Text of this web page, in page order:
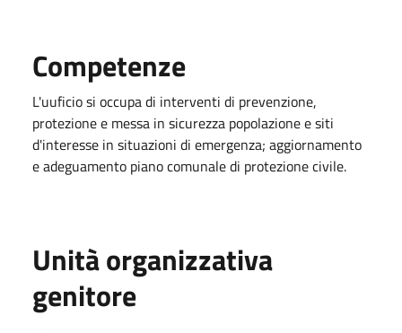
Competenze
L'uuficio si occupa di interventi di prevenzione,
protezione e messa in sicurezza popolazione e siti
d'interesse in situazioni di emergenza; aggiornamento
e adeguamento piano comunale di protezione civile.
Unità organizzativa
genitore